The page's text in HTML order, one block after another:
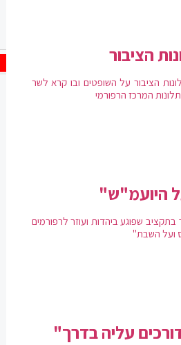
הציבור
הציבור על השופטים ובו קרא לשר
המרכז הרפורמי
היועמ"ש"
שפוגע ביהדות ועוזר לרפורמים
ועל השבת"
עליה בדרך"